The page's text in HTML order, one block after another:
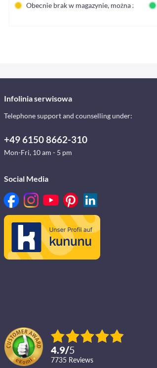
Obecnie brak w magazynie, można zamówić
Infolinia serwisowa
Telephone support and counselling under:
+49 6150 8662-310
Mon-Fri, 10 am - 5 pm
Social Media
4.9/5
7735 reviews